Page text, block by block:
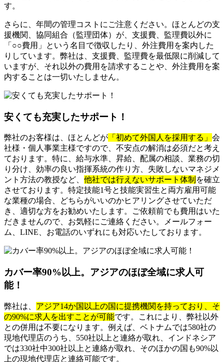
す。
さらに、年間の管理コストにご注意ください。ほとんどの支
援機関、協同組合（監理団体）が、支援費、監理費以外に
「○○費用」という名目で徴収したり、外注費用を案内した
りしています。弊社は、支援費、監理費を最低限に削減して
いますが、それ以外の費用を請求することや、外注費用を案
内することは一切いたしません。
安くても充実したサポート！
弊社のお客様は、ほとんどが 「初めて外国人を採用する」 会
社様・個人事業主様ですので、不安点の解消は必須だと考え
ております。特に、給与水準、昇給、配属の相談、業務の切
り分け、効率の良い指揮系統の作り方、失敗しないマネジメ
ント方法の教授など、 他社では行えないサポート体制 を確立
させております。特定技能1号と技能実習生と両方雇用可能
な業種の場合、どちらがいいのかヒアリングさせていただ
き、適切な方をお勧めいたします。ご依頼前でも費用はいた
だきませんので、お気軽にご連絡ください。メールフォー
ム、LINE、お電話のいずれにも対応いたしております。
カバー率90%以上。アジアのほぼ全域に求人可
能！
弊社は、 アジア14か国以上の国に提携機関を持っており、そ
の90%に求人を出すことが可能です。これにより、弊社以外
との併用は不要になります。例えば、ベトナムでは580社の
現地代理店のうち、550社以上と連絡が取れ、インドネシア
では330社中300社以上と連絡が取れ、そのほかの国も90%以
上の現地代理店と連絡可能です。